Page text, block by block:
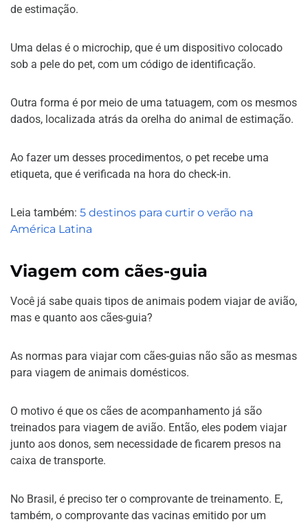
de estimação.
Uma delas é o microchip, que é um dispositivo colocado
sob a pele do pet, com um código de identificação.
Outra forma é por meio de uma tatuagem, com os mesmos
dados, localizada atrás da orelha do animal de estimação.
Ao fazer um desses procedimentos, o pet recebe uma
etiqueta, que é verificada na hora do check-in.
Leia também: 5 destinos para curtir o verão na
América Latina
Viagem com cães-guia
Você já sabe quais tipos de animais podem viajar de avião,
mas e quanto aos cães-guia?
As normas para viajar com cães-guias não são as mesmas
para viagem de animais domésticos.
O motivo é que os cães de acompanhamento já são
treinados para viagem de avião. Então, eles podem viajar
junto aos donos, sem necessidade de ficarem presos na
caixa de transporte.
No Brasil, é preciso ter o comprovante de treinamento. E,
também, o comprovante das vacinas emitido por um